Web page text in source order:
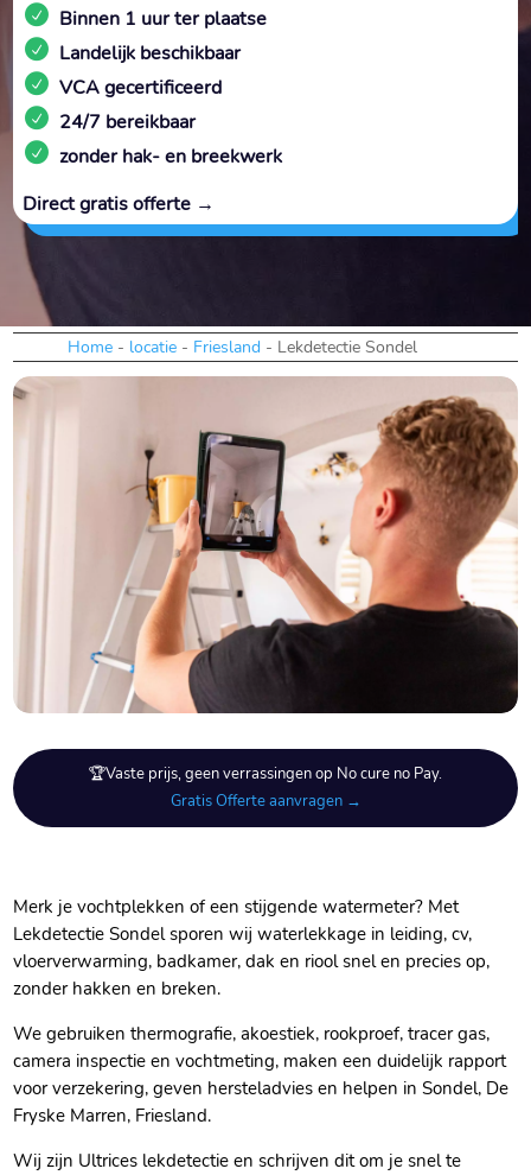
Binnen 1 uur ter plaatse
Landelijk beschikbaar
VCA gecertificeerd
24/7 bereikbaar
zonder hak- en breekwerk
Direct gratis offerte →
Home- locatie- Friesland - Lekdetectie Sondel
🏆Vaste prijs, geen verrassingen op No cure no Pay.
Gratis Offerte aanvragen →
Merk je vochtplekken of een stijgende watermeter? Met
Lekdetectie Sondel sporen wij waterlekkage in leiding, cv,
vloerverwarming, badkamer, dak en riool snel en precies op,
zonder hakken en breken.
We gebruiken thermografie, akoestiek, rookproef, tracer gas,
camera inspectie en vochtmeting, maken een duidelijk rapport
voor verzekering, geven hersteladvies en helpen in Sondel, De
Fryske Marren, Friesland.
Wij zijn Ultrices lekdetectie en schrijven dit om je snel te